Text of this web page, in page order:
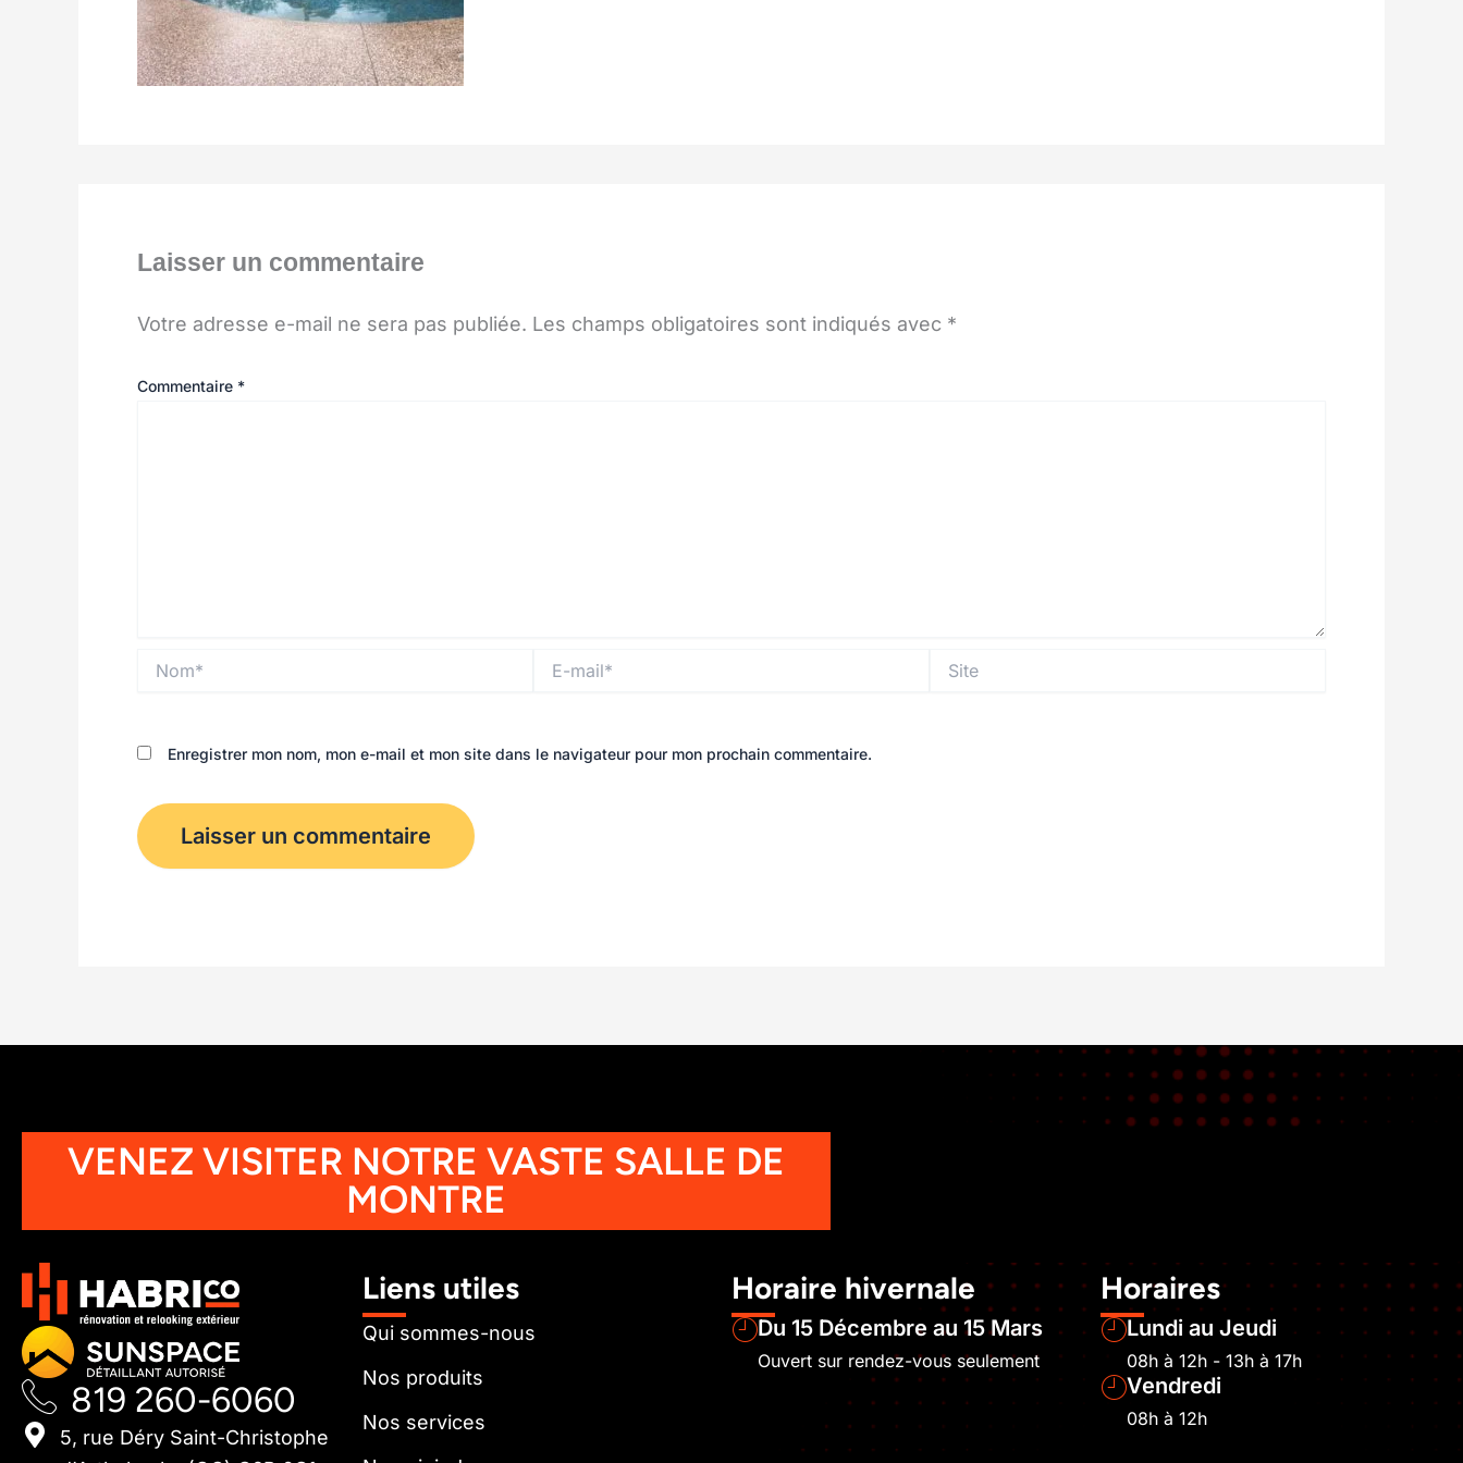
Laisser un commentaire
Votre adresse e-mail ne sera pas publiée. Les champs obligatoires sont indiqués avec *
Commentaire *
mail*
Enregistrer mon nom, mon e-mail et mon site dans le navigateur pour mon prochain commentaire.
VENEZ VISITER NOTRE VASTE SALLE DE
MONTRE
819 260-6060
5, rue Déry Saint-Christophe
Liens utiles
Qui sommes-nous
Nos produits
Nos services
Horaire hivernale
Du 15 Décembre au 15 Mars
Ouvert sur rendez-vous seulement
Horaires
Lundi au Jeudi
08h à 12h - 13h à 17h
Vendredi
08h à 12h